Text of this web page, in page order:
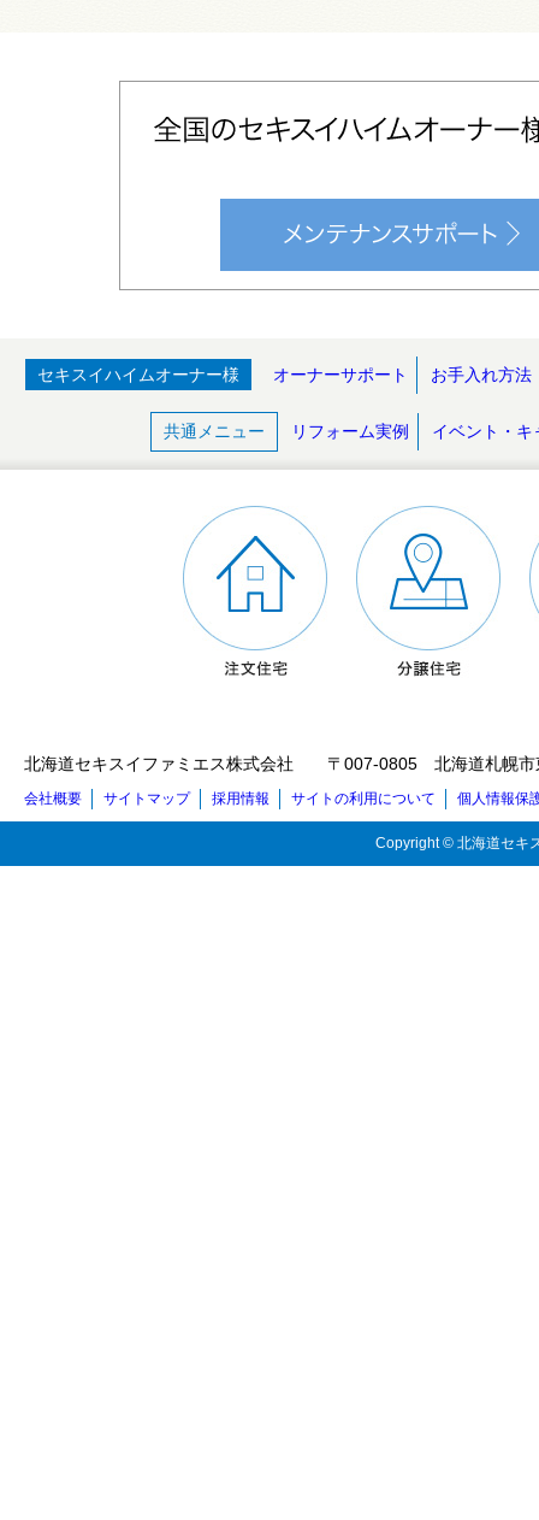
セキスイハイムオーナー様 オーナーサポート お手入れ方法
共通メニュー リフォーム実例 イベント・キ
北海道セキスイファミエス株式会社 〒007-0805 北海道札幌
会社概要 サイトマップ 採用情報 サイトの利用について 個人情報保
Copyright © 北海道セキ